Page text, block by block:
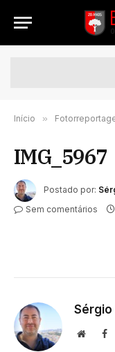
Início »
IMG_5967
Postado por:
Sem comentários
Sérgio
Website